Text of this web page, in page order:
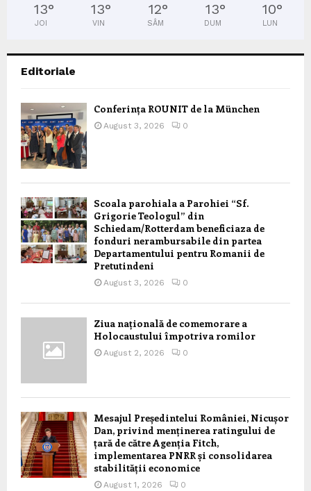
13°
JOI
13°
VIN
12°
SÂM
13°
DUM
10°
LUN
Editoriale
Conferința ROUNIT de la München
August 3, 2026 0
Scoala parohiala a Parohiei “Sf.
Grigorie Teologul” din
Schiedam/Rotterdam beneficiaza de
fonduri nerambursabile din partea
Departamentului pentru Romanii de
Pretutindeni
August 3, 2026 0
Ziua națională de comemorare a
Holocaustului împotriva romilor
August 2, 2026 0
Mesajul Președintelui României, Nicușor
Dan, privind menținerea ratingului de
țară de către Agenția Fitch,
implementarea PNRR și consolidarea
stabilității economice
August 1, 2026 0